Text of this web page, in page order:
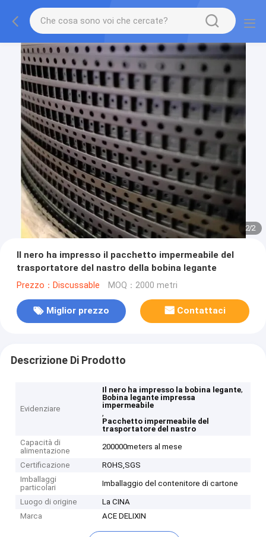
2/2
Il nero ha impresso il pacchetto impermeabile del
trasportatore del nastro della bobina legante
Prezzo：Discussable MOQ：2000 metri
Miglior prezzo Contattaci
Descrizione Di Prodotto
Evidenziare
Il nero ha impresso la bobina legante,
Bobina legante impressa
impermeabile
,
Pacchetto impermeabile del
trasportatore del nastro
Capacità di
alimentazione
200000meters al mese
Certificazione
ROHS,SGS
Imballaggi
particolari
Imballaggio del contenitore di cartone
Luogo di origine
La CINA
Marca
ACE DELIXIN